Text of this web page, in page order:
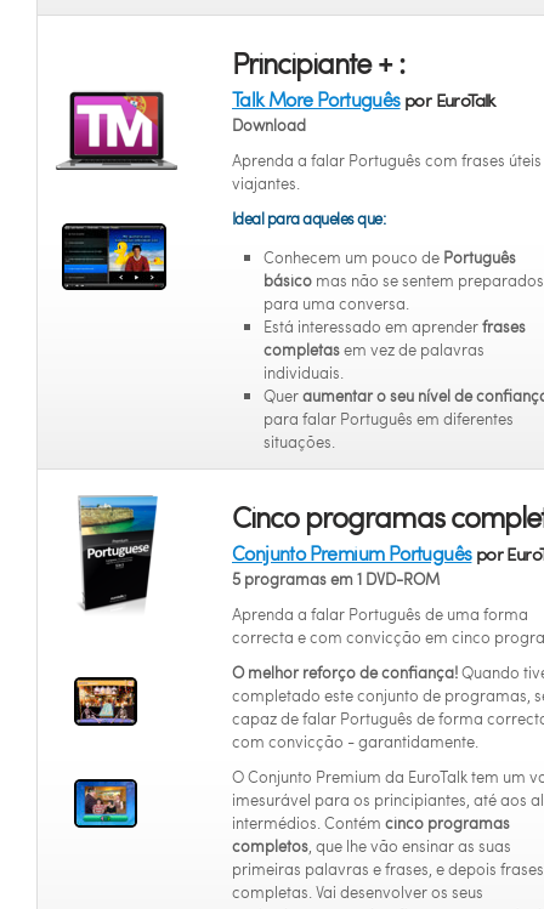
Principiante + :
Talk More Portuguêspor EuroTalk
Download
Aprenda a falar Português com frases
viajantes.
Ideal para aqueles que:
Conhecem um pouco de Português
básico mas não se sentem preparados
para uma conversa.
Está interessado em aprenderfrases
completasem vez de palavras
individuais.
Queraumentar o seu nível de
para falar Português em diferentes
situações.
Cinco programas
Conjunto Premium Portuguêspor
5 programas em 1 DVD-ROM
Aprenda a falar Português de uma forma
correcta e com convicção em cinco
O melhor reforço de confiança!Quando
completado este conjunto de programas,
capaz de falar Português de forma
com convicção - garantidamente.
O Conjunto Premium da EuroTalk tem um
imesurável para os principiantes, até aos
intermédios. Contém cinco programas
completos, que lhe vão ensinar as suas
primeiras palavras e frases, e depois frases
completas. Vai desenvolver os seus